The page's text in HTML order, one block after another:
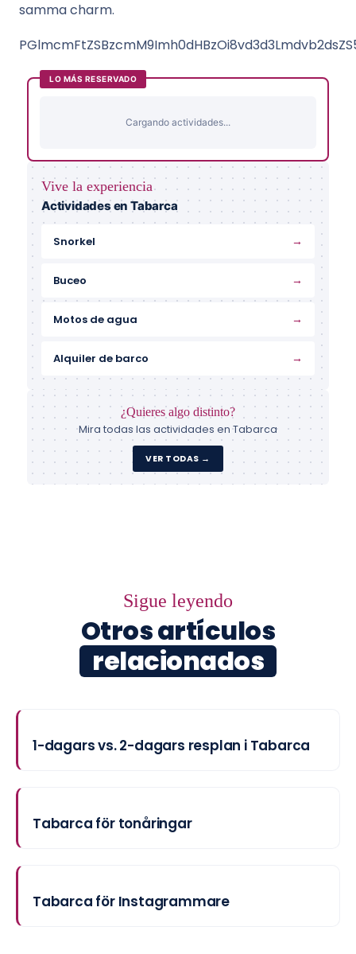
samma charm.
LO MÁS RESERVADO
Cargando actividades...
Vive la experiencia
Actividades en Tabarca
Snorkel →
Buceo →
Motos de agua →
Alquiler de barco →
¿Quieres algo distinto?
Mira todas las actividades en Tabarca
VER TODAS →
Sigue leyendo
Otros artículos
relacionados
1-dagars vs. 2-dagars resplan i Tabarca
Tabarca för tonåringar
Tabarca för Instagrammare